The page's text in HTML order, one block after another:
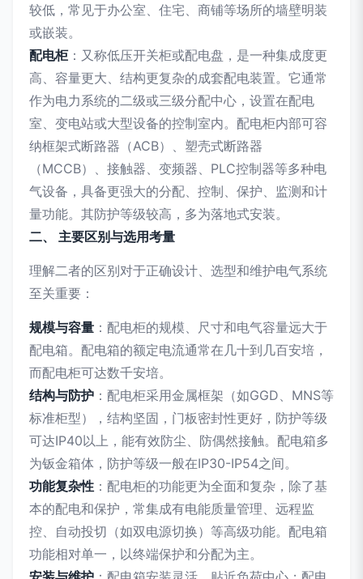
较低，常见于办公室、住宅、商铺等场所的墙壁明装
或嵌装。
配电柜：又称低压开关柜或配电盘，是一种集成度更
高、容量更大、结构更复杂的成套配电装置。它通常
作为电力系统的二级或三级分配中心，设置在配电
室、变电站或大型设备的控制室内。配电柜内部可容
纳框架式断路器（ACB）、塑壳式断路器
（MCCB）、接触器、变频器、PLC控制器等多种电
气设备，具备更强大的分配、控制、保护、监测和计
量功能。其防护等级较高，多为落地式安装。
二、 主要区别与选用考量
理解二者的区别对于正确设计、选型和维护电气系统
至关重要：
规模与容量 ：配电柜的规模、尺寸和电气容量远大于
配电箱。配电箱的额定电流通常在几十到几百安培，
而配电柜可达数千安培。
结构与防护 ：配电柜采用金属框架（如GGD、MNS等
标准柜型），结构坚固，门板密封性更好，防护等级
可达IP40以上，能有效防尘、防偶然接触。配电箱多
为钣金箱体，防护等级一般在IP30-IP54之间。
功能复杂性 ：配电柜的功能更为全面和复杂，除了基
本的配电和保护，常集成有电能质量管理、远程监
控、自动投切（如双电源切换）等高级功能。配电箱
功能相对单一，以终端保护和分配为主。